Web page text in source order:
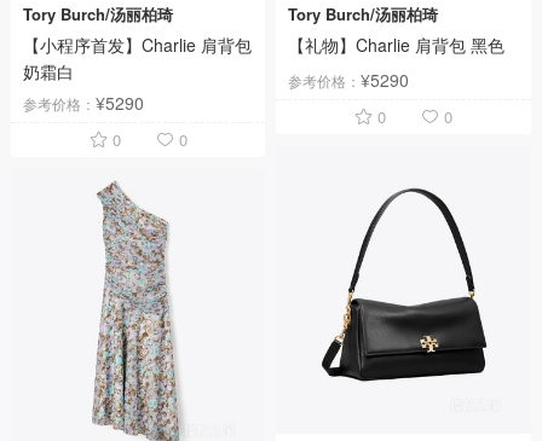
Tory Burch/汤丽柏琦
【小程序首发】Charlie 肩背包
奶霜白
参考价格： ¥5290
0 0
Tory Burch/汤丽柏琦
【礼物】Charlie 肩背包 黑色
参考价格：¥5290
0 0